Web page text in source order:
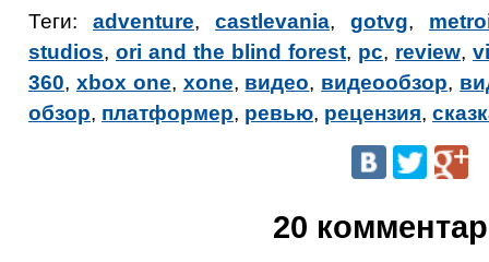
Теги: adventure, castlevania, gotvg,
studios, ori and the blind forest, pc, review,
360, xbox one, xone, видео, видеообзор,
обзор, платформер, ревью, рецензия,
20